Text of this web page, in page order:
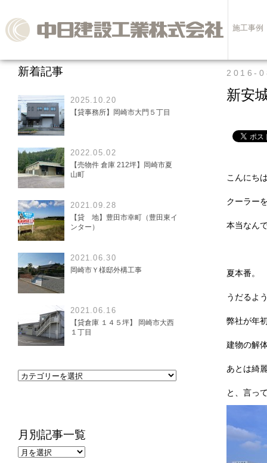
2016-
新安
こんにち
クーラー
本当なん
夏本番。
うだるよ
弊社が年
建物の解
あとは綺
と、言っ
新着記事
2025.10.20
【貸事務所】岡崎市大門５丁目
2022.05.02
【売物件 倉庫 212坪】岡崎市夏
山町
2021.09.28
【貸 地】豊田市幸町（豊田東イ
ンター）
2021.06.30
岡崎市Ｙ様邸外構工事
2021.06.16
【貸倉庫 １４５坪】 岡崎市大西
１丁目
月別記事一覧
施工事例